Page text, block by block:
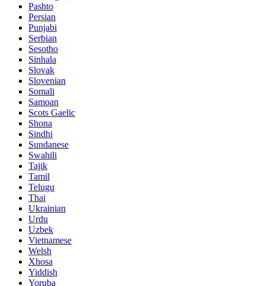
Pashto
Persian
Punjabi
Serbian
Sesotho
Sinhala
Slovak
Slovenian
Somali
Samoan
Scots Gaelic
Shona
Sindhi
Sundanese
Swahili
Tajik
Tamil
Telugu
Thai
Ukrainian
Urdu
Uzbek
Vietnamese
Welsh
Xhosa
Yiddish
Yoruba